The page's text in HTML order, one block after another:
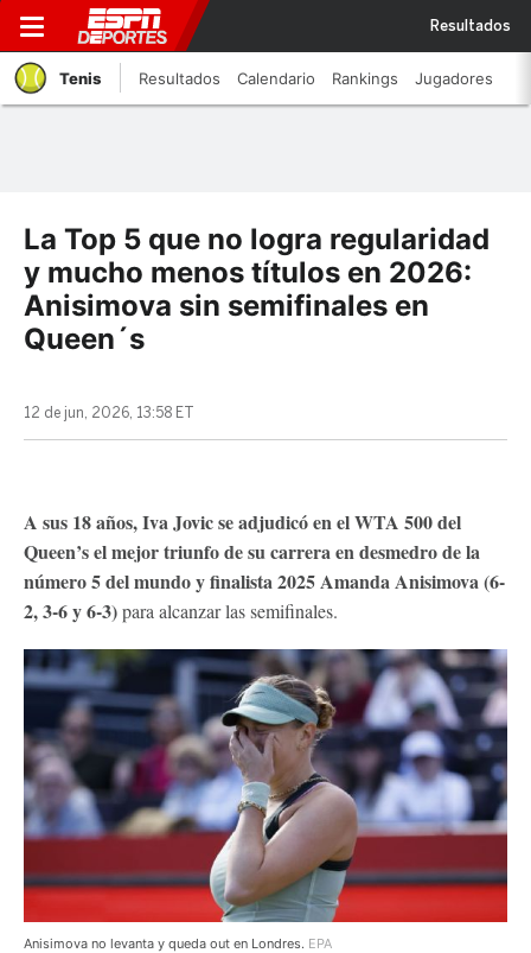
Resultados
Tenis Resultados Calendario Rankings Jugadores
La Top 5 que no logra regularidad
y mucho menos títulos en 2026:
Anisimova sin semifinales en
Queen´s
12 de jun, 2026, 13:58 ET
A sus 18 años, Iva Jovic se adjudicó en el WTA 500 del
Queen’s el mejor triunfo de su carrera en desmedro de la
número 5 del mundo y finalista 2025 Amanda Anisimova (6-
2, 3-6 y 6-3)para alcanzar las semifinales.
Anisimova no levanta y queda out en Londres. EPA